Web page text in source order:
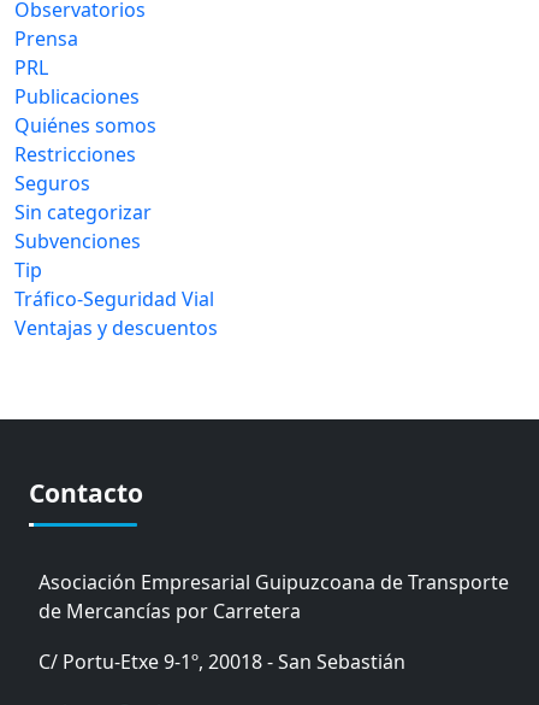
Observatorios
Prensa
PRL
Publicaciones
Quiénes somos
Restricciones
Seguros
Sin categorizar
Subvenciones
Tip
Tráfico-Seguridad Vial
Ventajas y descuentos
Contacto
Asociación Empresarial Guipuzcoana de Transporte
de Mercancías por Carretera
C/ Portu-Etxe 9-1º, 20018 - San Sebastián